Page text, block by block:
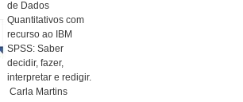
de Dados
Quantitativos com
recurso ao IBM
SPSS: Saber
decidir, fazer,
interpretar e redigir.
Carla Martins